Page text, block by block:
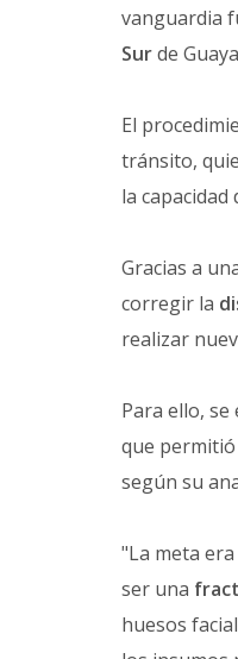
vanguardia
Surde
El
tránsito,
la
Gracias a
corregir la
realizar
Para ello,
que
según su
"La meta
ser una
huesos